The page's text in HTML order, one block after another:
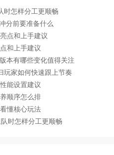
时怎样分工更顺畅
分前要准备什么
点和上手建议
和上手建议
本有哪些变化值得关注
玩家如何快速跟上节奏
能设置建议
顺序怎么排
懂核心玩法
时怎样分工更顺畅